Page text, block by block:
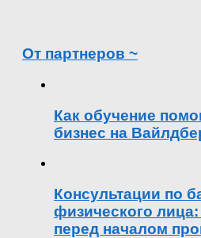
От партнеров ~
Как обучение
бизнес на
Консультации по
физического лица:
перед началом